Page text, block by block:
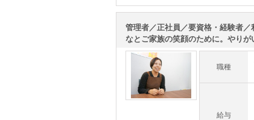
管理者／正社員／要資格・経験者／
なとご家族の笑顔のために。やりが
職種
給与